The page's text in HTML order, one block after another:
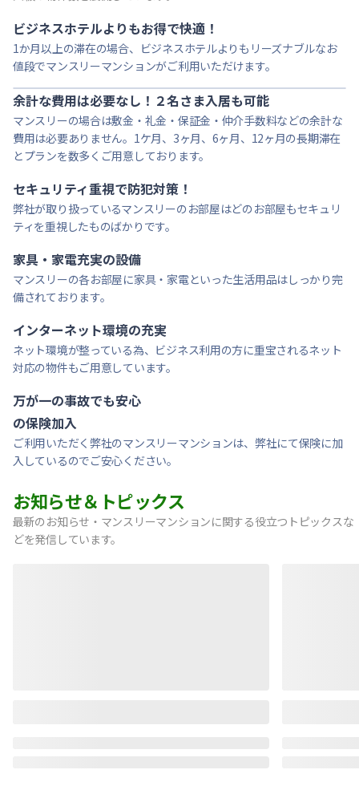
【神戸・三宮】Sステイ神戸三宮レガニール｜禁煙ルーム
ビジネスホテルよりもお得で快適！
1か月以上の滞在の場合、ビジネスホテルよりもリーズナブルなお
値段でマンスリーマンションがご利用いただけます。
余計な費用は必要なし！２名さま入居も可能
マンスリーの場合は敷金・礼金・保証金・仲介手数料などの余計な
費用は必要ありません。1ケ月、3ヶ月、6ヶ月、12ヶ月の長期滞在
とプランを数多くご用意しております。
セキュリティ重視で防犯対策！
弊社が取り扱っているマンスリーのお部屋はどのお部屋もセキュリ
ティを重視したものばかりです。
家具・家電充実の設備
マンスリーの各お部屋に家具・家電といった生活用品はしっかり完
備されております。
インターネット環境の充実
ネット環境が整っている為、ビジネス利用の方に重宝されるネット
対応の物件もご用意しています。
万が一の事故でも安心
の保険加入
ご利用いただく弊社のマンスリーマンションは、弊社にて保険に加
入しているのでご安心ください。
お知らせ＆トピックス
最新のお知らせ・マンスリーマンションに関する役立つトピックスな
どを発信しています。